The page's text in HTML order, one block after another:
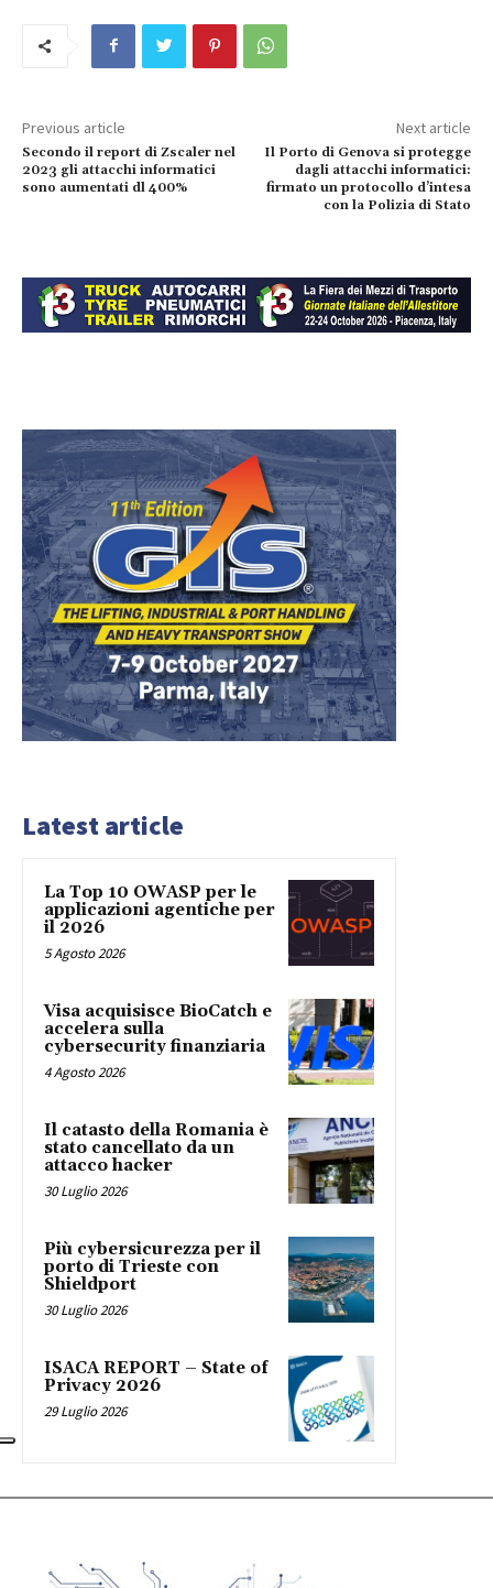
Previous article
Secondo il report di Zscaler nel
2023 gli attacchi informatici
sono aumentati dl 400%
Next article
Il Porto di Genova si protegge
dagli attacchi informatici:
firmato un protocollo d’intesa
con la Polizia di Stato
Latest article
La Top 10 OWASP per le
applicazioni agentiche per
il 2026
5 Agosto 2026
Visa acquisisce BioCatch e
accelera sulla
cybersecurity finanziaria
4 Agosto 2026
Il catasto della Romania è
stato cancellato da un
attacco hacker
30 Luglio 2026
Più cybersicurezza per il
porto di Trieste con
Shieldport
30 Luglio 2026
ISACA REPORT – State of
Privacy 2026
29 Luglio 2026